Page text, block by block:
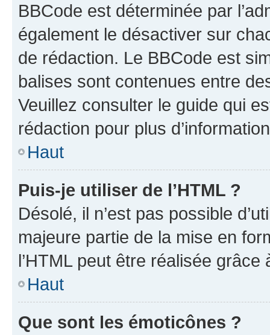
BBCode est déterminée par
également le désactiver sur
de rédaction. Le BBCode est
balises sont contenues entre
Veuillez consulter le guide qui
rédaction pour plus
Haut
Puis-je utiliser de l’HTML ?
Désolé, il n’est pas possible
majeure partie de la mise en
l’HTML peut être réalisée grâce
Haut
Que sont les émoticônes ?